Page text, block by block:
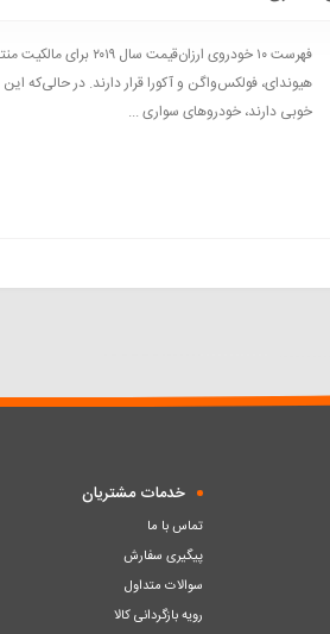
فهرست ۱۰ خودروی
هیوندای، فولکس‌واگن و آکورا قرار دارند. در حالی‌که
خوبی دارند، خودروهای سواری ...
خدمات مشتریان
تماس با ما
پیگیری سفارش
سوالات متداول
رویه بازگردانی کالا